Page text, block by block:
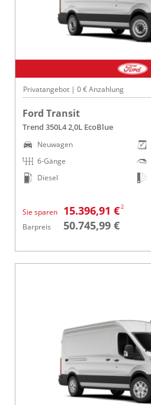
Privatangebot | 0 € Anzahlung
Ford Transit
Trend 350L4 2,0L EcoBlue
Neuwagen
6-Gänge
Diesel
Sie sparen 15.396,91 €2
Barpreis 50.745,99 €